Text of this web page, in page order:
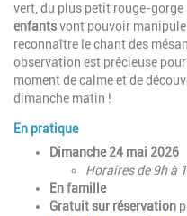
vert, du plus petit rouge-gorge
enfantsvont pouvoir
reconnaître le chant des
observation est précieuse
moment de calme et de
dimanche matin !
En pratique
Dimanche 24 mai 2026
Horaires de 9h à
En famille
Gratuit sur réservation